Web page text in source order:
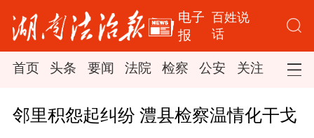
电子
报
百姓说
话
首页 头条 要闻 法院 检察 公安 关注 司法
邻里积怨起纠纷 澧县检察温情化干戈